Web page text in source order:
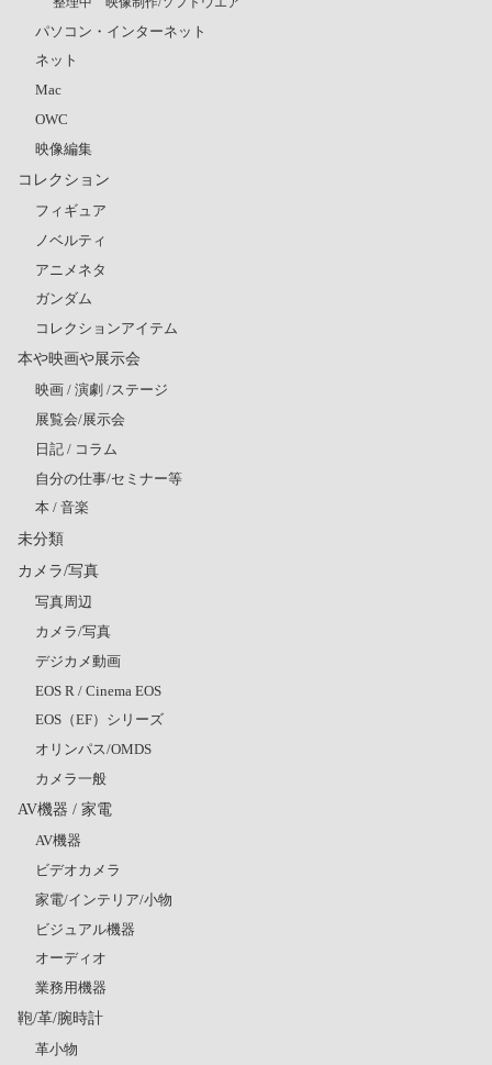
整理中 映像制作/ソフトウエア
パソコン・インターネット
ネット
Mac
OWC
映像編集
コレクション
フィギュア
ノベルティ
アニメネタ
ガンダム
コレクションアイテム
本や映画や展示会
映画 / 演劇 /ステージ
展覧会/展示会
日記 / コラム
自分の仕事/セミナー等
本 / 音楽
未分類
カメラ/写真
写真周辺
カメラ/写真
デジカメ動画
EOS R / Cinema EOS
EOS（EF）シリーズ
オリンパス/OMDS
カメラ一般
AV機器 / 家電
AV機器
ビデオカメラ
家電/インテリア/小物
ビジュアル機器
オーディオ
業務用機器
鞄/革/腕時計
革小物